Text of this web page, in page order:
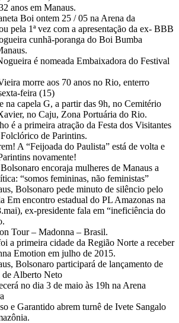
anos em Manaus.
Boi ontem 25 / 05 na Arena da
pela 1ª vez com a apresentação da ex- BBB
cunhã-poranga do Boi Bumba
é nomeada Embaixadora do Festival
morre aos 70 anos no Rio, enterro
feira (15)
na capela G, a partir das 9h, no Cemitério
no Caju, Zona Portuária do Rio.
é a primeira atração da Festa dos Visitantes
de Parintins.
A “Feijoada do Paulista” está de volta e
novamente!
encoraja mulheres de Manaus a
“somos femininas, não feministas”
Bolsonaro pede minuto de silêncio pelo
Em encontro estadual do PL Amazonas na
ex-presidente fala em “ineficiência do
Tour – Madonna – Brasil.
a primeira cidade da Região Norte a receber
Emotion em julho de 2015.
Bolsonaro participará de lançamento de
de Alberto Neto
no dia 3 de maio às 19h na Arena
e Garantido abrem turnê de Ivete Sangalo